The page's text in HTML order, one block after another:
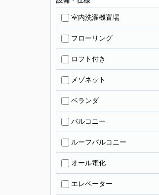
室内洗濯機置場
フローリング
ロフト付き
メゾネット
ベランダ
バルコニー
ルーフバルコニー
オール電化
エレベーター